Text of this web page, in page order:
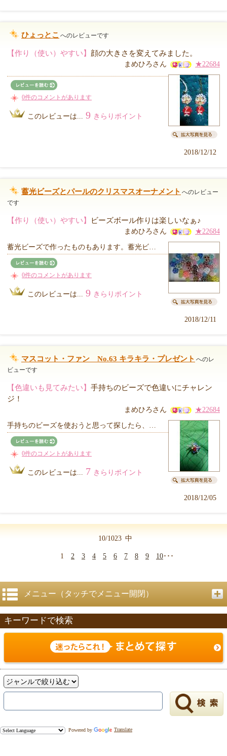
ひょっとこ へのレビューです
【作り（使い）やすい】 顔の大きさを変えてみました。
まめひろさん ★22684
0件のコメントがあります
このレビューは... 9 きらりポイント
2018/12/12
蓄光ビーズとパールのクリスマスオーナメント へのレビュー
です
【作り（使い）やすい】 ビーズボール作りは楽しいなぁ♪
まめひろさん ★22684
蓄光ビーズで作ったものもあります。蓄光ビ…
0件のコメントがあります
このレビューは... 9 きらりポイント
2018/12/11
マスコット・ファン No.63 キラキラ・プレゼント へのレ
ビューです
【色違いも見てみたい】 手持ちのビーズで色違いにチャレン
ジ！
まめひろさん ★22684
手持ちのビーズを使おうと思って探したら、…
0件のコメントがあります
このレビューは... 7 きらりポイント
2018/12/05
10/1023 中
1 2 3 4 5 6 7 8 9 10･･･
メニュー（タッチでメニュー開閉）
キーワードで検索
Powered by Translate